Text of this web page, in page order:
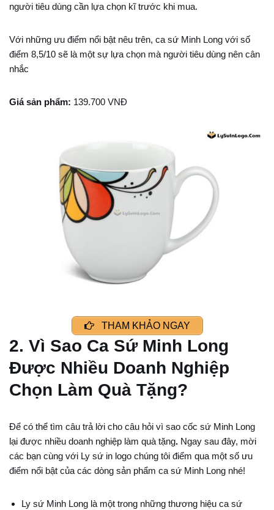
người tiêu dùng cần lựa chọn kĩ trước khi mua.
Với những ưu điểm nổi bật nêu trên, ca sứ Minh Long với số
điểm 8,5/10 sẽ là một sự lựa chọn mà người tiêu dùng nên cân
nhắc
Giá sản phẩm: 139.700 VNĐ
THAM KHẢO NGAY
2. Vì Sao Ca Sứ Minh Long
Được Nhiều Doanh Nghiệp
Chọn Làm Quà Tặng?
Để có thể tìm câu trả lời cho câu hỏi vì sao cốc sứ Minh Long
lại được nhiều doanh nghiệp làm quà tặng. Ngay sau đây, mời
các bạn cùng với Ly sứ in logo chúng tôi điểm qua một số ưu
điểm nổi bật của các dòng sản phẩm ca sứ Minh Long nhé!
Ly sứ Minh Long là một trong những thương hiệu ca sứ